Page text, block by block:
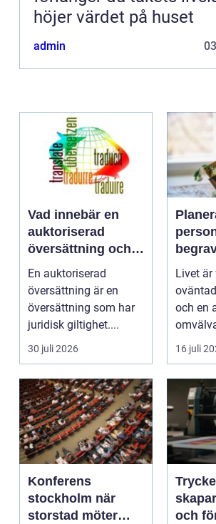
höjer värdet på huset
admin
Vad innebär en
auktoriserad
översättning och
när behövs den?
En auktoriserad
översättning är en
översättning som har
juridisk giltighet....
30 juli 2026
hjälp
Livet
och en
16 juli
Konferens
stockholm när
storstad möter
och